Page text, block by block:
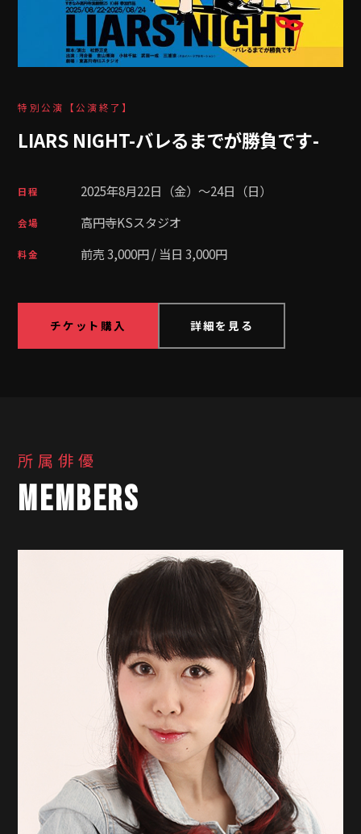
特別公演【公演終了】
LIARS NIGHT-バレるまでが勝負です-
日程 2025年8月22日（金）〜24日（日）
会場 高円寺KSスタジオ
料金 前売 3,000円 / 当日 3,000円
チケット購入 詳細を見る
所属俳優
MEMBERS